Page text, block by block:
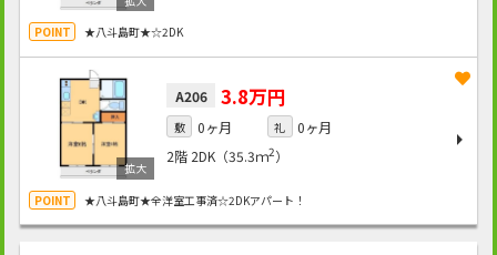
★八斗島町★☆2DK
A206 3.8万円
敷 0ヶ月 礼
0ヶ月
2階 2DK（35.3ｍ2）
★八斗島町★全洋室工事済☆2DKアパート！